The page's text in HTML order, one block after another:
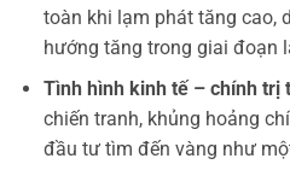
toàn khi lạm phát tăng cao,
hướng tăng trong giai đoạn
Tình hình kinh tế – chính trị
chiến tranh, khủng hoảng
đầu tư tìm đến vàng như